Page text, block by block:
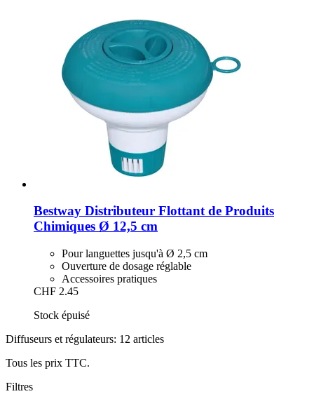
Bestway Distributeur Flottant de Produits
Chimiques Ø 12,5 cm
Pour languettes jusqu'à Ø 2,5 cm
Ouverture de dosage réglable
Accessoires pratiques
CHF 2.45
Stock épuisé
Diffuseurs et régulateurs: 12 articles
Tous les prix TTC.
Filtres